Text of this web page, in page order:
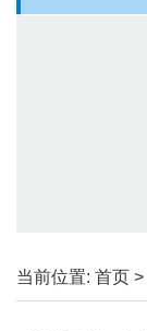
当前位置: 首页 >